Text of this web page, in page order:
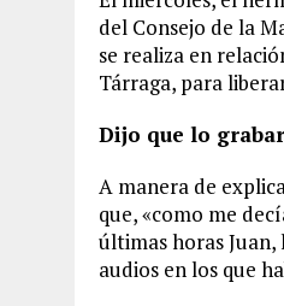
del Consejo de la
se realiza en
Tárraga, para
Dijo que lo
A manera de
que, «como me
últimas horas
audios en los que